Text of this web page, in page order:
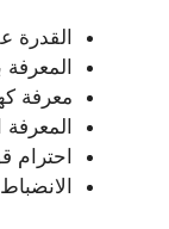
القدرة
معرفة
احترام